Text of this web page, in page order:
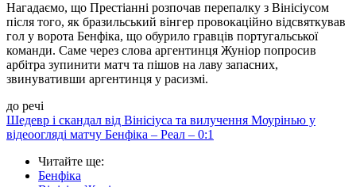
Нагадаємо, що Престіанні розпочав перепалку з Вінісіусом
після того, як бразильський вінгер провокаційно відсвяткував
гол у ворота Бенфіка, що обурило гравців португальської
команди. Саме через слова аргентинця Жуніор попросив
арбітра зупинити матч та пішов на лаву запасних,
звинувативши аргентинця у расизмі.
до речі
Шедевр і скандал від Вінісіуса та вилучення Моурінью у
відеоогляді матчу Бенфіка – Реал – 0:1
Читайте ще:
Бенфіка